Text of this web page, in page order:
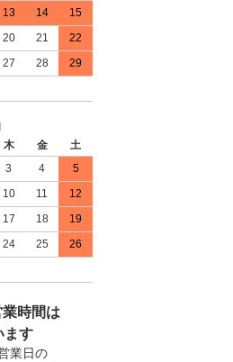
13 14
15
20 21
22
27 28
29
木 金
土
3 4
5
10 11
12
17 18
19
24 25
26
時間は
ます
業日の